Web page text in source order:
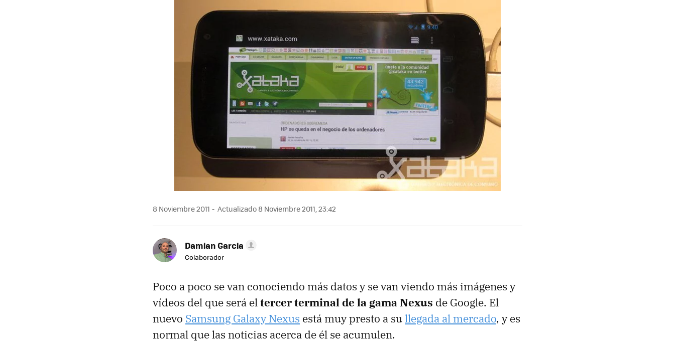
8 Noviembre 2011 Actualizado 8 Noviembre 2011, 23:42
Damian Garcia
Colaborador
Poco a poco se van conociendo más datos y se van viendo más imágenes y
vídeos del que será eltercer terminal de la gama Nexus de Google. El
nuevo Samsung Galaxy Nexus está muy presto a sullegada al mercado, y es
normal que las noticias acerca de él se acumulen.